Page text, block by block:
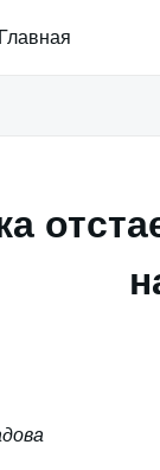
Главная